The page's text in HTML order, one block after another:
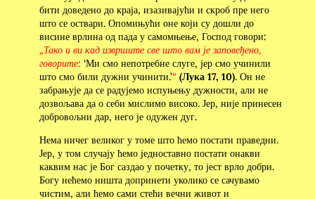
бити доведено до краја, изазивајући и скроб пре него
што се оствари. Опомињући оне који су дошли до
висине врлина од пада у самомњење, Господ говори:
„Тако и ви кад извршите све што вам је заповеђено,
говорите: ‘Ми смо непотребне слуге, јер смо учинили
што смо били дужни учинити.’“ (Лука 17, 10). Он не
забрањује да се радујемо испуњењу дужности, али не
дозвољава да о себи мислимо високо. Јер, није принесен
добровољни дар, него је одужен дуг.
Нема ничег великог у томе што ћемо постати праведни.
Јер, у том случају ћемо једноставно постати онакви
каквим нас је Бог саздао у почетку, то јест врло добри.
Богу нећемо ништа допринети уколико се сачувамо
чистим, али ћемо сами стећи вечни живот и